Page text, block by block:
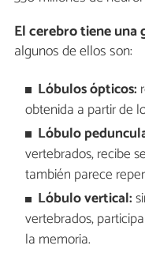
El cerebro tiene
algunos de ellos son:
Lóbulos ópticos:
obtenida a partir de
Lóbulo
vertebrados, recibe
también parece
Lóbulo vertical:
vertebrados,
la memoria.